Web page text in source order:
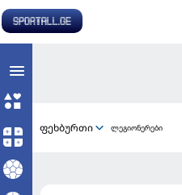
ფეხბურთი ლეგიონერები